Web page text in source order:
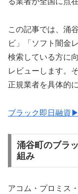
この記事では、涌
ビ」「ソフト闇金
検索している方に
レビューします。
正規業者を具体的
ブラック即日融資▶
涌谷町のブラ
組み
アコム・プロミス